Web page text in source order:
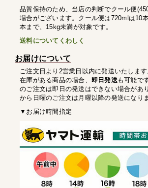
品質保持のため、当店の判断でクール便
場合がございます。クール便は720mlは10
本まで、15kg未満が対象です。
送料についてくわしく
お届けについて
ご注文日より2営業日以内に発送いたしま
在庫がある商品の場合、 即日発送も可能で
のご注文は即日の発送はできない場合があ
から日曜のご注文は月曜以降の発送になり
▼お届け時間指定